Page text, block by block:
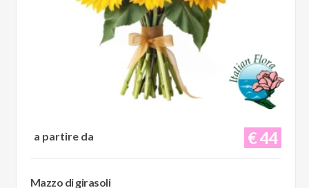
€ 44
a partire da
Mazzo di girasoli